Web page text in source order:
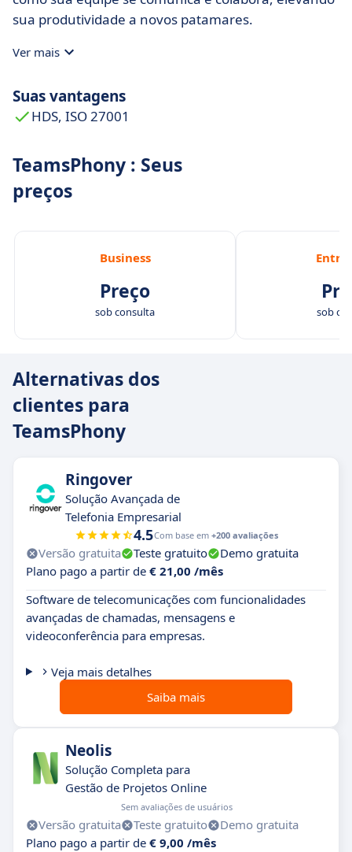
sua produtividade a novos patamares.
Ver mais
Suas vantagens
HDS, ISO 27001
TeamsPhony : Seus
preços
Business
Preço
sob consulta sob
Alternativas dos
clientes para
TeamsPhony
Ringover
Solução Avançada de
Telefonia Empresarial
4.5Com base em +200 avaliações
Versão gratuita Teste gratuito
Demo gratuita
Plano pago a partir de € 21,00 /mês
Software de telecomunicações com funcionalidades
avançadas de chamadas, mensagens e
videoconferência para empresas.
Veja mais detalhes
Saiba mais
Neolis
Solução Completa para
Gestão de Projetos Online
Sem avaliações de usuários
Versão gratuita Teste gratuito
Demo gratuita
Plano pago a partir de € 9,00 /mês